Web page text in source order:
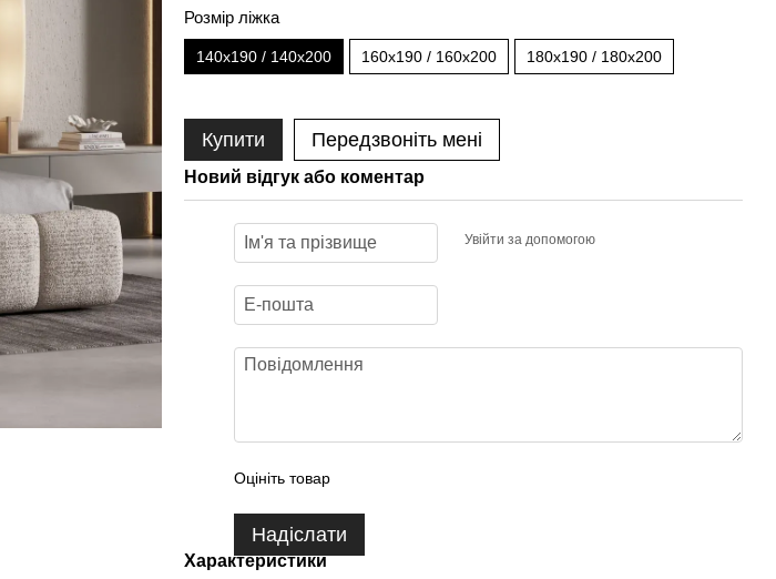
Розмір ліжка
140x190 / 140x200 160x190 / 160x200 180x190 / 180x200
Купити Передзвоніть мені
Новий відгук або коментар
Увійти за допомогою
Оцініть товар
Надіслати
Характеристики